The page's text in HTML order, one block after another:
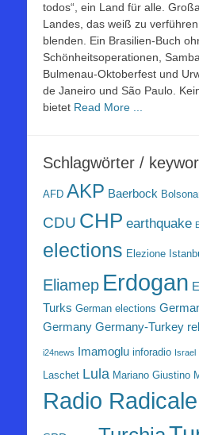
todos“, ein Land für alle.
Landes, das weiß zu
blenden. Ein Brasilien-Buch
Schönheitsoperationen,
Bulmenau-Oktoberfest und
de Janeiro und São Paulo.
bietet Read More ...
Schlagwörter /
AFD AKP Baerbock
CDU CHP earthquake
elections Elezione
Eliamep Erdogan
Turks German elections
Germany Germany-Turkey
i24news Imamoglu inforadio Israel
Laschet Lula Mariano Giustino
Radio Radicale